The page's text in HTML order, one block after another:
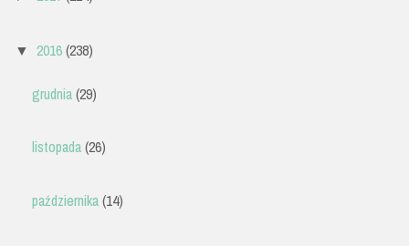
▼ 2016(238)
grudnia(29)
listopada(26)
października(14)